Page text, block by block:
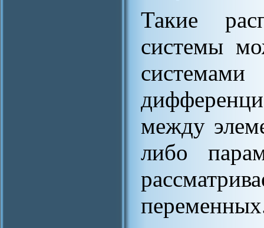
Такие
системы
между
либо